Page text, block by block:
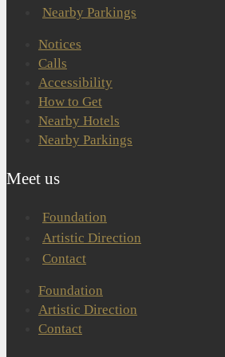
Nearby Parkings
Notices
Calls
Accessibility
How to Get
Nearby Hotels
Nearby Parkings
Meet us
Foundation
Artistic Direction
Contact
Foundation
Artistic Direction
Contact